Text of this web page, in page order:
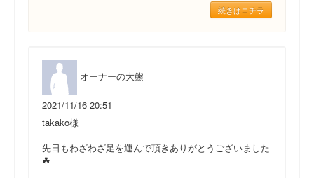
続きはコチラ
オーナーの大熊
2021/11/16 20:51
takako様
先日もわざわざ足を運んで頂きありがとうございました
☘